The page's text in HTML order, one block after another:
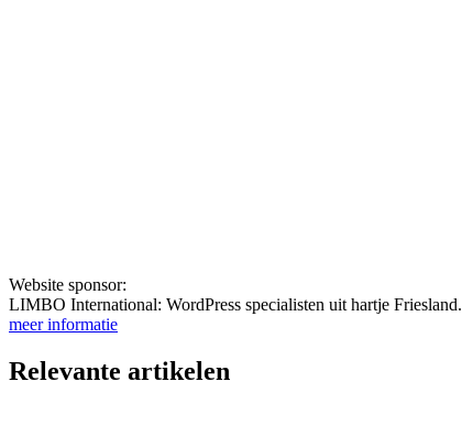
Website sponsor:
LIMBO International: WordPress specialisten uit hartje Friesland.
meer informatie
Relevante artikelen